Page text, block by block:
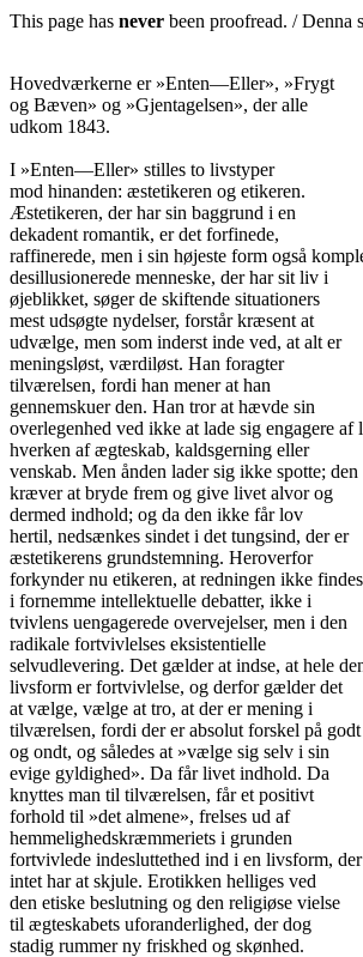
This page has never been proofread. / Denna
Hovedværkerne er »Enten—Eller», »Frygt
og Bæven» og »Gjentagelsen», der alle
udkom 1843.
I »Enten—Eller» stilles to livstyper
mod hinanden: æstetikeren og etikeren.
Æstetikeren, der har sin baggrund i en
dekadent romantik, er det forfinede,
raffinerede, men i sin højeste form også
desillusionerede menneske, der har sit liv i
øjeblikket, søger de skiftende situationers
mest udsøgte nydelser, forstår kræsent at
udvælge, men som inderst inde ved, at alt er
meningsløst, værdiløst. Han foragter
tilværelsen, fordi han mener at han
gennemskuer den. Han tror at hævde sin
overlegenhed ved ikke at lade sig engagere af
hverken af ægteskab, kaldsgerning eller
venskab. Men ånden lader sig ikke spotte; den
kræver at bryde frem og give livet alvor og
dermed indhold; og da den ikke får lov
hertil, nedsænkes sindet i det tungsind, der er
æstetikerens grundstemning. Heroverfor
forkynder nu etikeren, at redningen ikke findes
i fornemme intellektuelle debatter, ikke i
tvivlens uengagerede overvejelser, men i den
radikale fortvivlelses eksistentielle
selvudlevering. Det gælder at indse, at hele
livsform er fortvivlelse, og derfor gælder det
at vælge, vælge at tro, at der er mening i
tilværelsen, fordi der er absolut forskel på godt
og ondt, og således at »vælge sig selv i sin
evige gyldighed». Da får livet indhold. Da
knyttes man til tilværelsen, får et positivt
forhold til »det almene», frelses ud af
hemmelighedskræmmeriets i grunden
fortvivlede indesluttethed ind i en livsform, der
intet har at skjule. Erotikken helliges ved
den etiske beslutning og den religiøse vielse
til ægteskabets uforanderlighed, der dog
stadig rummer ny friskhed og skønhed.